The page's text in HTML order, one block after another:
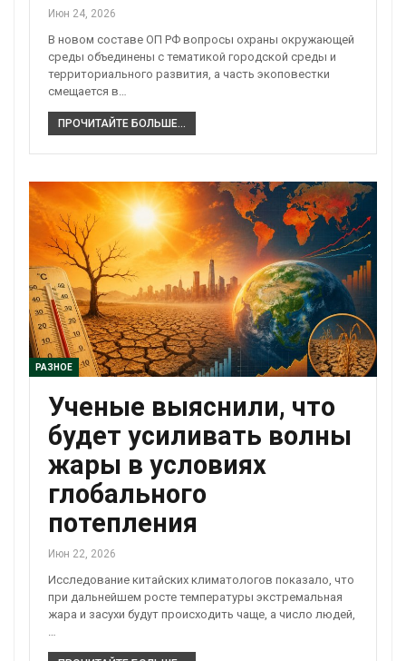
Июн 24, 2026
В новом составе ОП РФ вопросы охраны окружающей
среды объединены с тематикой городской среды и
территориального развития, а часть экоповестки
смещается в…
ПРОЧИТАЙТЕ БОЛЬШЕ...
РАЗНОЕ
Ученые выяснили, что
будет усиливать волны
жары в условиях
глобального
потепления
Июн 22, 2026
Исследование китайских климатологов показало, что
при дальнейшем росте температуры экстремальная
жара и засухи будут происходить чаще, а число людей,
…